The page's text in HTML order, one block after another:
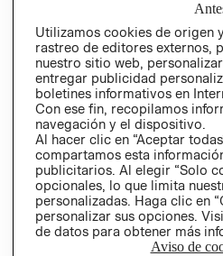
Y ÉTICA
Colombia ($)
Utilizamos cookies de origen
rastreo de editores externos,
nuestro sitio web,
entregar publicidad
boletines informativos en
Con ese fin, recopilamos
navegación y el dispositivo.
Al hacer clic en “Aceptar
compartamos esta
publicitarios. Al elegir “Solo
opcionales, lo que limita
personalizadas. Haga clic en
personalizar sus opciones.
de datos para obtener más
Aviso de